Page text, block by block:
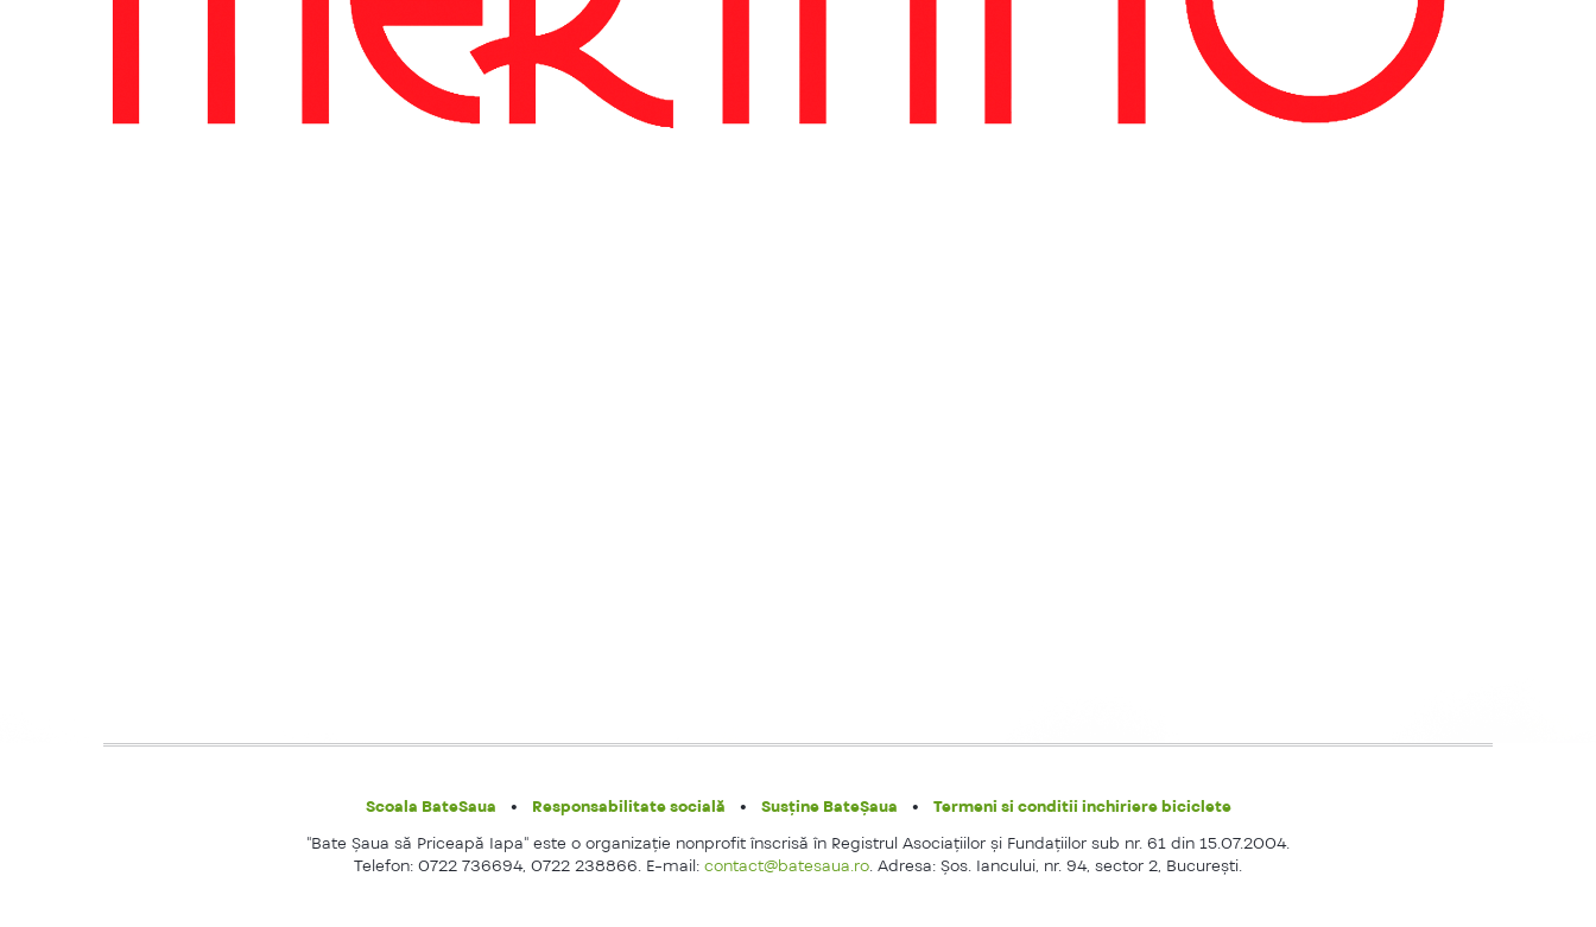
Scoala BateSaua Responsabilitate socială Susține BateȘaua
Termeni si conditii inchiriere biciclete
"Bate Şaua să Priceapă Iapa" este o organizaţie nonprofit înscrisă în Registrul Asociaţiilor şi Fundaţiilor sub nr. 61 din 15.07.2004.
Telefon: 0722 736694, 0722 238866. E-mail: contact@batesaua.ro. Adresa: Şos. Iancului, nr. 94, sector 2, Bucureşti.